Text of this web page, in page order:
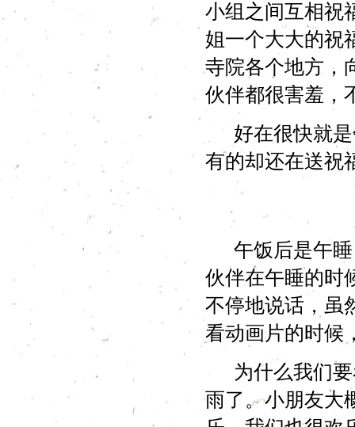
小组之间互相祝
姐一个大大的祝
寺院各个地方，
伙伴都很害羞，
好在很快就是
有的却还在送祝
午饭后是午睡
伙伴在午睡的时
不停地说话，虽
看动画片的时候
为什么我们要
雨了。小朋友大